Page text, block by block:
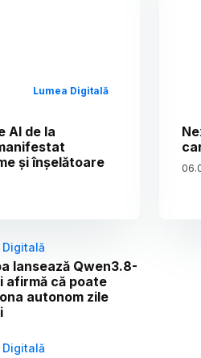
Lumea Digitală
AI de la
și înșelătoare
06.
Digitală
lansează Qwen3.8-
afirmă că poate
autonom zile
Digitală